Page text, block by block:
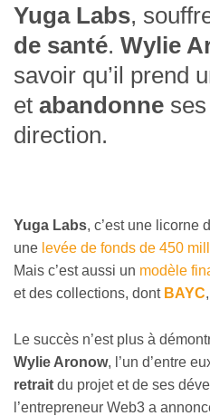
Yuga Labs,
de santé. Wylie
savoir qu’il prend
et abandonne ses
direction.
Yuga Labs, c’est une licorne
une levée de fonds de 450
Mais c’est aussi un modèle
et des collections, dont BAYC
Le succès n’est plus à
Wylie Aronow, l’un d’entre
retrait du projet et de ses
l’entrepreneur Web3 a